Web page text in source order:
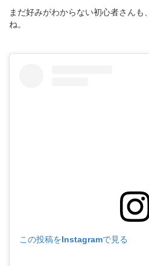
まだ好みがわからない初心者さん
ね。
この投稿をInstagramで見る